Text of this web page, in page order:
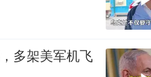
多架美军机飞